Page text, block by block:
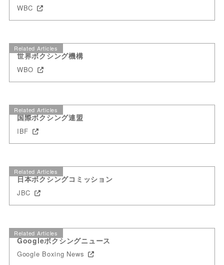
WBC
Related Articles
世界ボクシング機構
WBO
Related Articles
国際ボクシング連盟
IBF
Related Articles
日本ボクシングコミッション
JBC
Related Articles
Googleボクシングニュース
Google Boxing News